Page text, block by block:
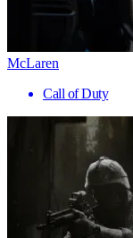
McLaren
Call of Duty